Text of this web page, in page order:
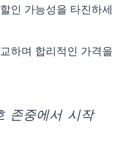
인 가능성을 타진하세
하며 합리적인 가격을
존중에서 시작